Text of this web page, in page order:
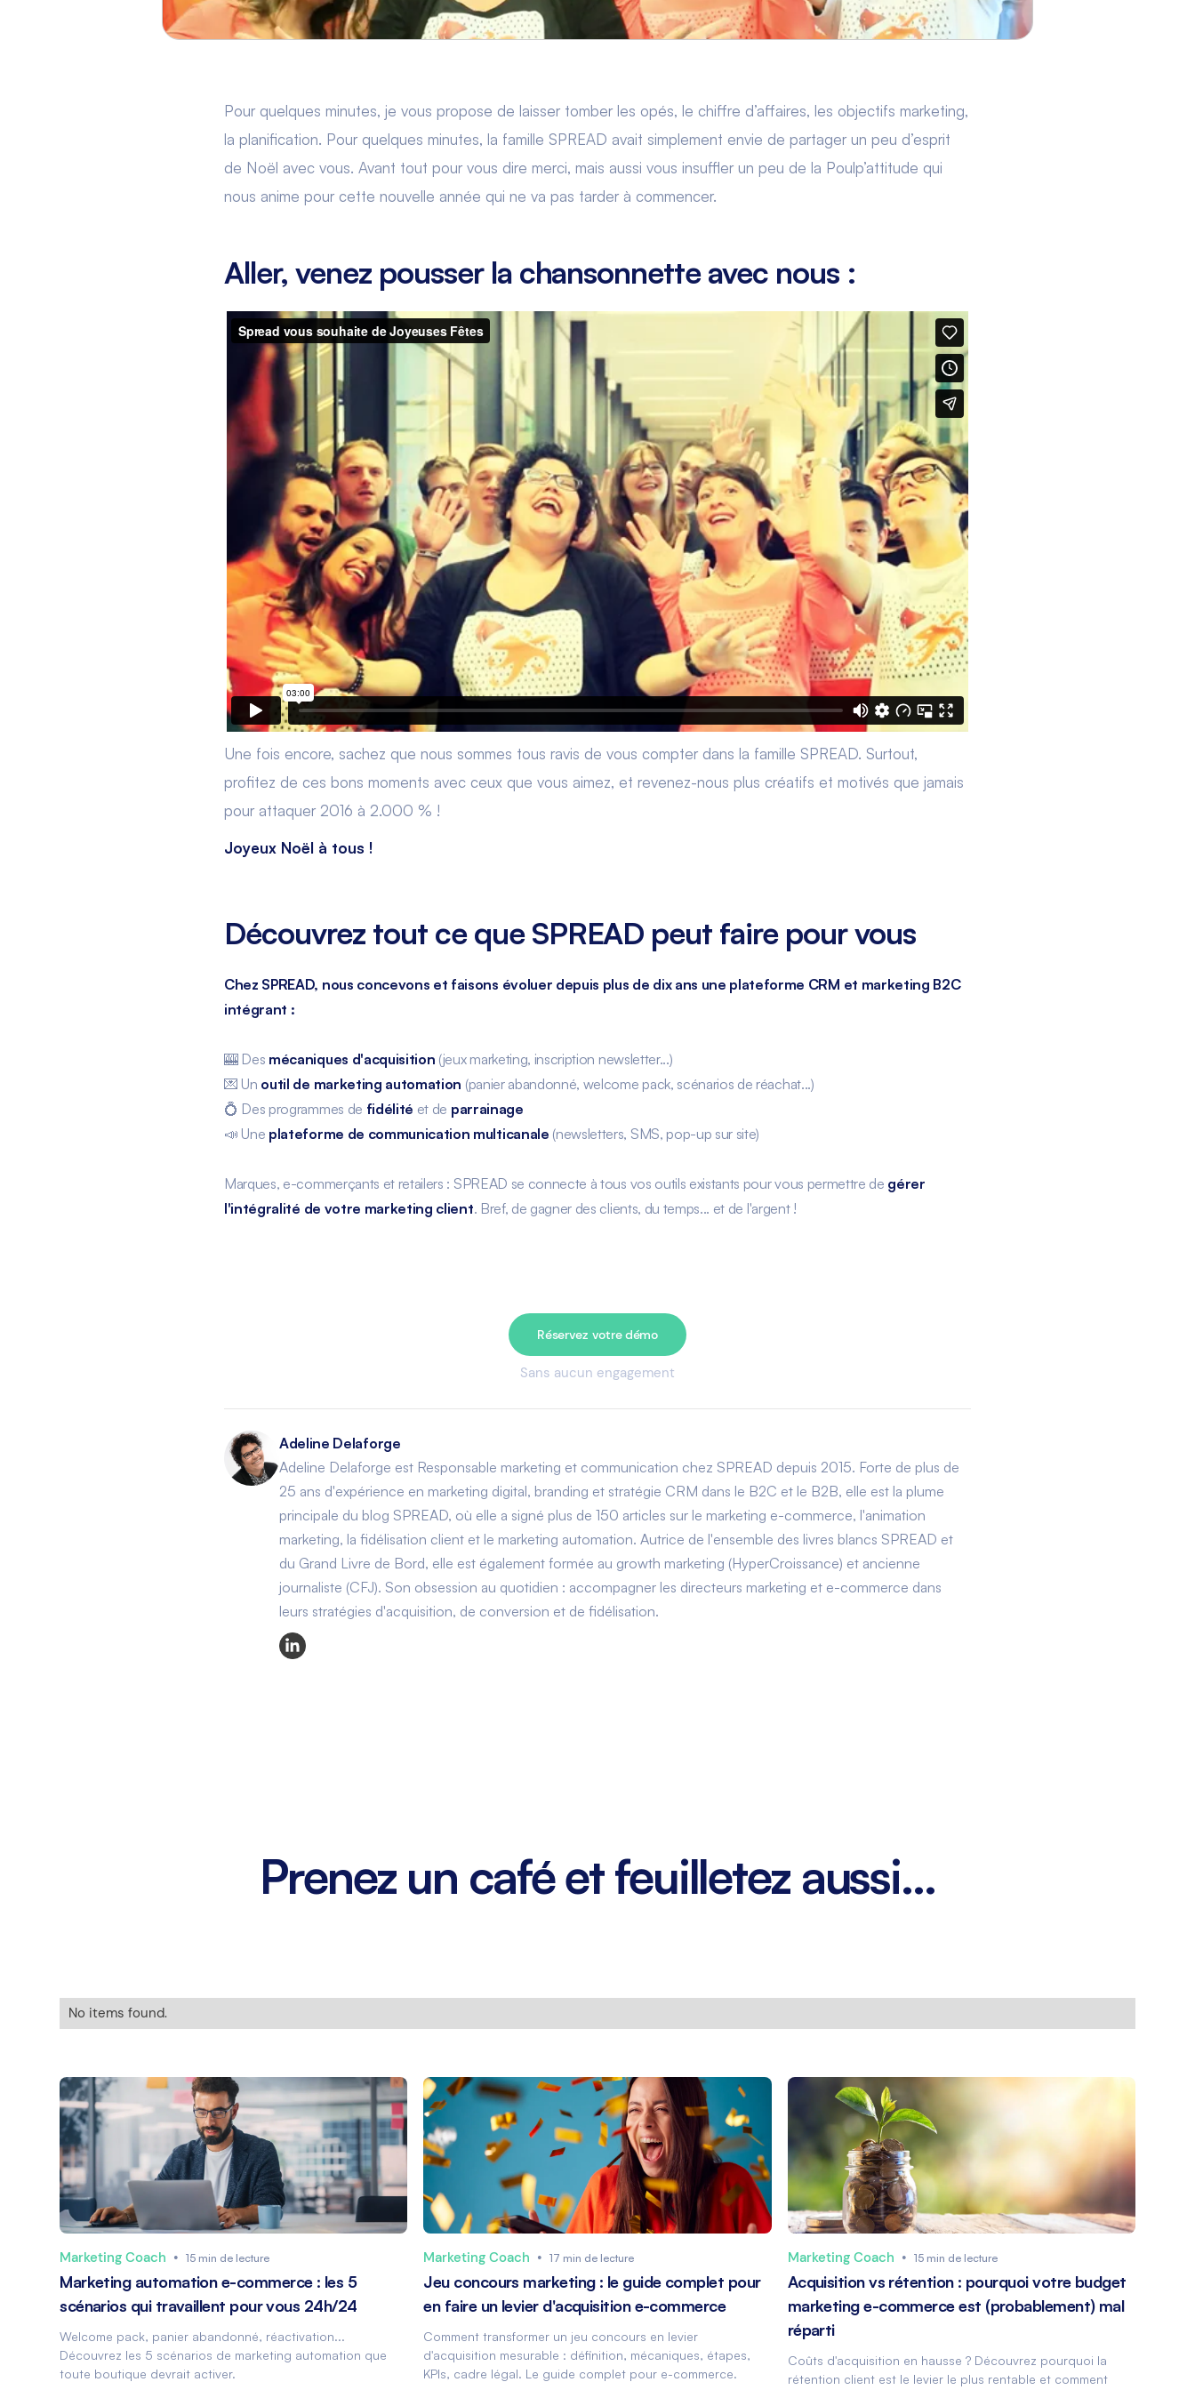
Pour quelques minutes, je vous propose de laisser tomber les opés, le chiffre d’affaires, les objectifs marketing,
la planification. Pour quelques minutes, la famille SPREAD avait simplement envie de partager un peu d’esprit
de Noël avec vous. Avant tout pour vous dire merci, mais aussi vous insuffler un peu de la Poulp’attitude qui
nous anime pour cette nouvelle année qui ne va pas tarder à commencer.
Aller, venez pousser la chansonnette avec nous :
Une fois encore, sachez que nous sommes tous ravis de vous compter dans la famille SPREAD. Surtout,
profitez de ces bons moments avec ceux que vous aimez, et revenez-nous plus créatifs et motivés que jamais
pour attaquer 2016 à 2.000 % !
Joyeux Noël à tous !
Découvrez tout ce que SPREAD peut faire pour vous
Chez SPREAD, nous concevons et faisons évoluer depuis plus de dix ans une plateforme CRM et marketing B2C
intégrant :
🎰 Des mécaniques d'acquisition (jeux marketing, inscription newsletter...)
💌 Un outil de marketing automation (panier abandonné, welcome pack, scénarios de réachat...)
💍 Des programmes de fidélité et de parrainage
📣 Une plateforme de communication multicanale (newsletters, SMS, pop-up sur site)
Marques, e-commerçants et retailers : SPREAD se connecte à tous vos outils existants pour vous permettre de gérer
l'intégralité de votre marketing client. Bref, de gagner des clients, du temps... et de l'argent !
Réservez votre démo
Sans aucun engagement
Adeline Delaforge
Adeline Delaforge est Responsable marketing et communication chez SPREAD depuis 2015. Forte de plus de
25 ans d'expérience en marketing digital, branding et stratégie CRM dans le B2C et le B2B, elle est la plume
principale du blog SPREAD, où elle a signé plus de 150 articles sur le marketing e-commerce, l'animation
marketing, la fidélisation client et le marketing automation. Autrice de l'ensemble des livres blancs SPREAD et
du Grand Livre de Bord, elle est également formée au growth marketing (HyperCroissance) et ancienne
journaliste (CFJ). Son obsession au quotidien : accompagner les directeurs marketing et e-commerce dans
leurs stratégies d'acquisition, de conversion et de fidélisation.
Prenez un café et feuilletez aussi...
No items found.
Marketing Coach • 15 min de lecture
Marketing automation e-commerce : les 5
scénarios qui travaillent pour vous 24h/24
Welcome pack, panier abandonné, réactivation...
Découvrez les 5 scénarios de marketing automation que
toute boutique devrait activer.
Marketing Coach • 17 min de lecture
Jeu concours marketing : le guide complet pour
en faire un levier d'acquisition e-commerce
Comment transformer un jeu concours en levier
d'acquisition mesurable : définition, mécaniques, étapes,
KPIs, cadre légal. Le guide complet pour e-commerce.
Marketing Coach • 15 min de lecture
Acquisition vs rétention : pourquoi votre budget
marketing e-commerce est (probablement) mal
réparti
Coûts d'acquisition en hausse ? Découvrez pourquoi la
rétention client est le levier le plus rentable et comment